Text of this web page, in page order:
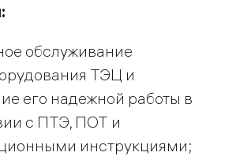
обслуживание
ТЭЦ и
его надежной работы в
с ПТЭ, ПОТ и
инструкциями;